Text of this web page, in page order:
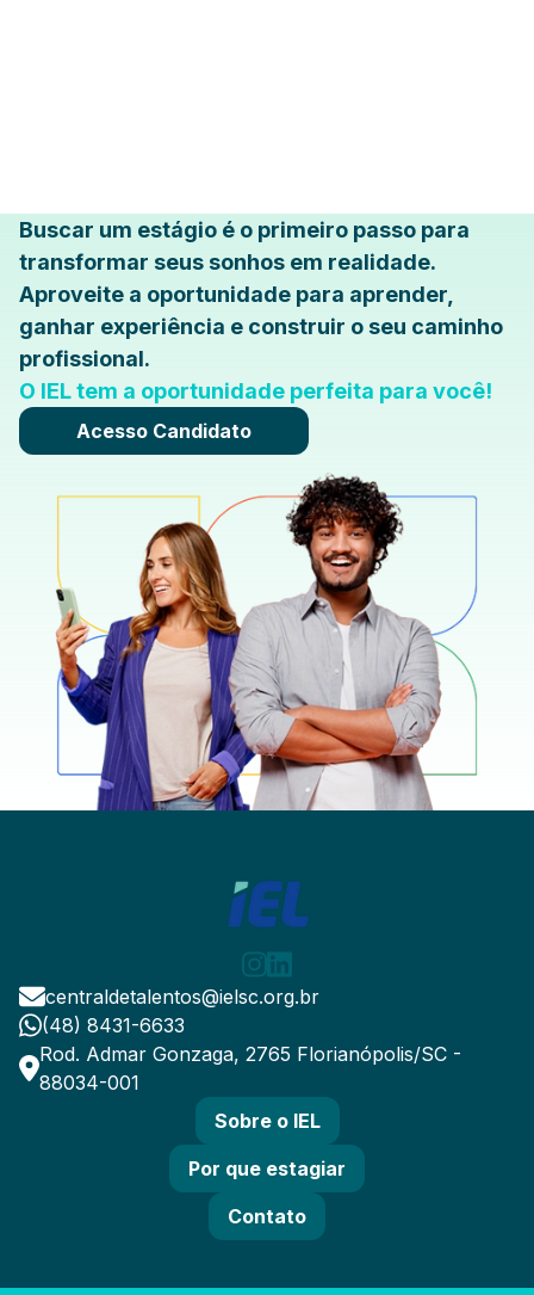
Buscar um estágio é o primeiro passo para
transformar seus sonhos em realidade.
Aproveite a oportunidade para aprender,
ganhar experiência e construir o seu caminho
profissional.
O IEL tem a oportunidade perfeita para você!
Acesso Candidato
centraldetalentos@ielsc.org.br
(48) 8431-6633
Rod. Admar Gonzaga, 2765 Florianópolis/SC -
88034-001
Sobre o IEL
Por que estagiar
Contato